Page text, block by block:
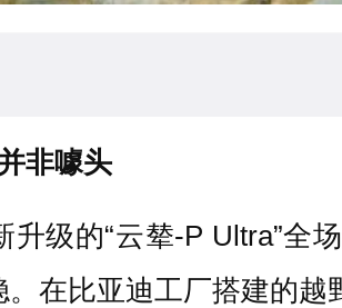
非噱头
升级的“云辇-P Ultra”全
在比亚迪工厂搭建的越